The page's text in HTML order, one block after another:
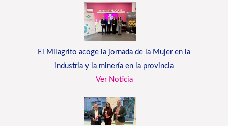
El Milagrito acoge la jornada de la Mujer en la
industria y la minería en la provincia
Ver Noticia